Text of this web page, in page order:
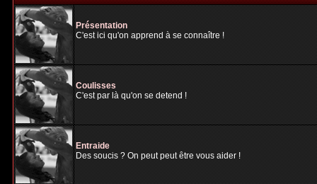
Présentation
C'est ici qu'on apprend à se connaître !
Coulisses
C'est par là qu'on se detend !
Entraide
Des soucis ? On peut peut être vous aider !